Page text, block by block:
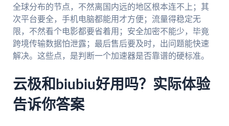
全球分布的节点，不然离国内远的地区根本连不上；其
次平台要全，手机电脑都能用才方便；流量得稳定无
限，不然看个电影都要省着用；安全加密不能少，毕竟
跨境传输数据怕泄露；最后售后要及时，出问题能快速
解决。这些点，是判断一个加速器是否靠谱的硬标准。
云极和biubiu好用吗？实际体验
告诉你答案